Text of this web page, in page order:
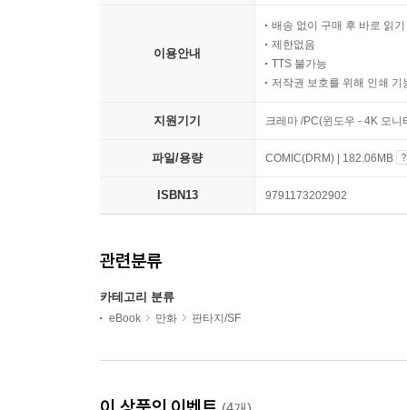
이용안내
배송 없이 구매 후 바로 읽기
제한없음
TTS 불가능
저작권 보호를 위해 인쇄 기
지원기기 크레마 /PC(윈도우 - 4K 모
파일/용량 COMIC(DRM) | 182.06MB
ISBN13 9791173202902
관련분류
카테고리 분류
eBook 만화 판타지/SF